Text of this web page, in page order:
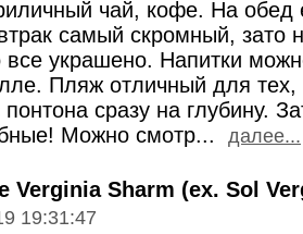
чай, кофе. На обед
самый скромный, зато
все украшено. Напитки
Пляж отличный для тех,
сразу на глубину.
Можно смотр... далее...
Verginia Sharm (ex. Sol
19:31:47